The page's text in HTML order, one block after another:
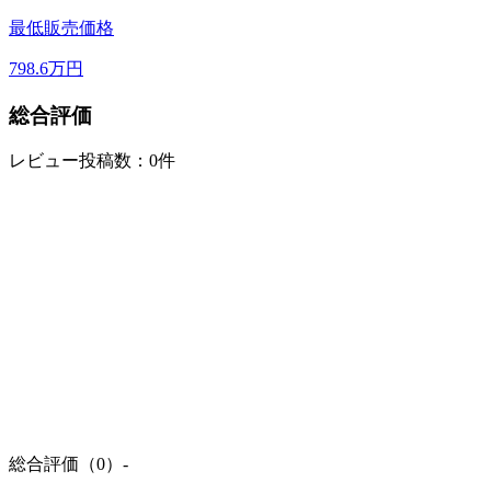
最低販売価格
798.6万円
総合評価
レビュー投稿数：0件
総合評価（0） -